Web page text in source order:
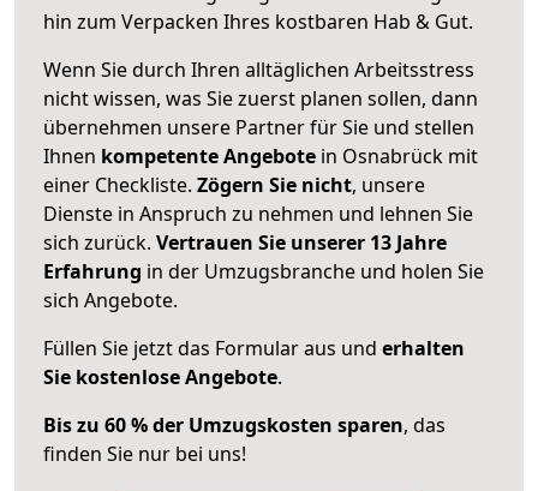
hin zum Verpacken Ihres kostbaren Hab & Gut.
Wenn Sie durch Ihren alltäglichen Arbeitsstress
nicht wissen, was Sie zuerst planen sollen, dann
übernehmen unsere Partner für Sie und stellen
Ihnen kompetente Angebote in Osnabrück mit
einer Checkliste. Zögern Sie nicht, unsere
Dienste in Anspruch zu nehmen und lehnen Sie
sich zurück. Vertrauen Sie unserer 13 Jahre
Erfahrung in der Umzugsbranche und holen Sie
sich Angebote.
Füllen Sie jetzt das Formular aus und erhalten
Sie kostenlose Angebote.
Bis zu 60 % der Umzugskosten sparen, das
finden Sie nur bei uns!